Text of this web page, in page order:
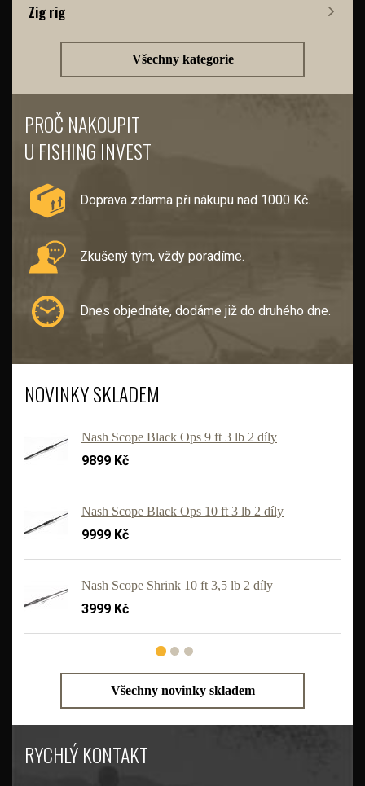
Zig rig
Všechny kategorie
PROČ NAKOUPIT
U FISHING INVEST
Doprava zdarma při nákupu nad 1000 Kč.
Zkušený tým, vždy poradíme.
Dnes objednáte, dodáme již do druhého dne.
NOVINKY SKLADEM
Nash Scope Black Ops 9 ft 3 lb 2 díly
9899 Kč
Nash Scope Black Ops 10 ft 3 lb 2 díly
9999 Kč
Nash Scope Shrink 10 ft 3,5 lb 2 díly
3999 Kč
Všechny novinky skladem
RYCHLÝ KONTAKT